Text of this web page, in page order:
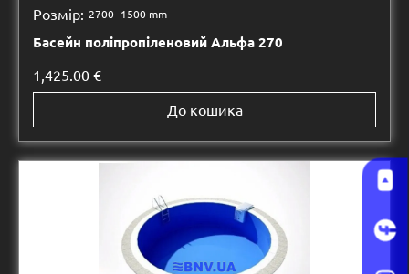
Розмір: 2700 -1500 mm
Басейн поліпропіленовий Альфа 270
1,425.00 €
До кошика